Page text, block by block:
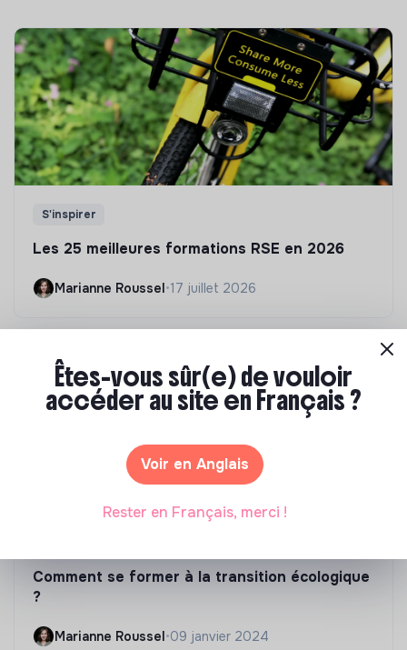
S'inspirer
Les 25 meilleures formations RSE en 2026
Marianne Roussel•17 juillet 2026
Comment se former à la transition écologique
?
Marianne Roussel•09 janvier 2024
Êtes-vous sûr(e) de vouloir
accéder au site en Français ?
Voir en Anglais
Rester en Français, merci !